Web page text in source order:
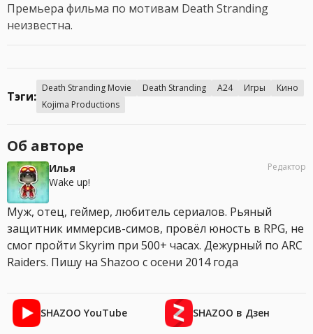
Премьера фильма по мотивам Death Stranding
неизвестна.
Тэги:
Death Stranding Movie Death Stranding A24 Игры
Кино
Kojima Productions
Об авторе
Илья
Wake up!
Редактор
Муж, отец, геймер, любитель сериалов. Рьяный
защитник иммерсив-симов, провёл юность в RPG, не
смог пройти Skyrim при 500+ часах. Дежурный по ARC
Raiders. Пишу на Shazoo с осени 2014 года
SHAZOO YouTube SHAZOO в Дзен